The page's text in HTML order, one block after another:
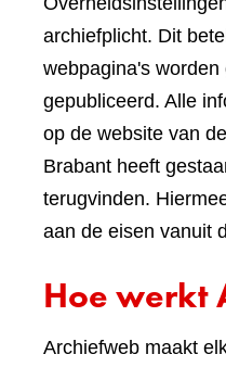
archiefplicht. Dit
webpagina's worden
gepubliceerd. Alle
op de website van
Brabant heeft
terugvinden.
aan de eisen vanuit
Hoe werkt
Archiefweb maakt